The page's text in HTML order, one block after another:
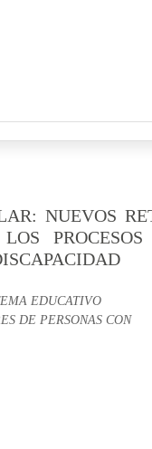
NUEVOS
EDUCATIVO
DE PERSONAS CON